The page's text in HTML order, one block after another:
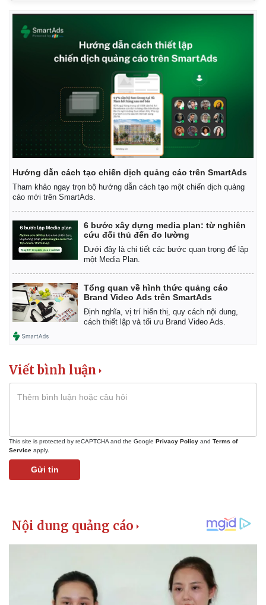
eSports
Hướng dẫn cách tạo chiến dịch quảng cáo trên SmartAds
Tham khảo ngay trọn bộ hướng dẫn cách tạo một chiến dịch quảng
cáo mới trên SmartAds.
6 bước xây dựng media plan: từ nghiên
cứu đối thủ đến đo lường
Dưới đây là chi tiết các bước quan trọng để lập
một Media Plan.
Tổng quan về hình thức quảng cáo
Brand Video Ads trên SmartAds
Định nghĩa, vị trí hiển thị, quy cách nội dung,
cách thiết lập và tối ưu Brand Video Ads.
Viết bình luận
This site is protected by reCAPTCHA and the Google Privacy Policy and Terms of
Service apply.
Gửi tin